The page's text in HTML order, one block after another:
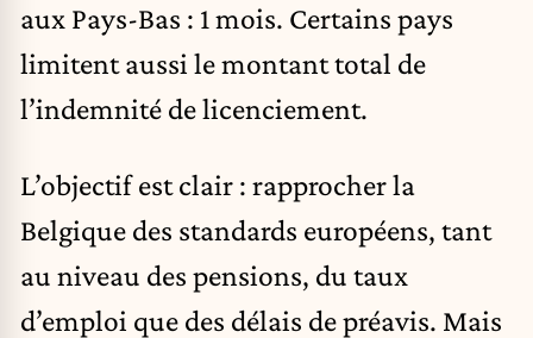
aux Pays-Bas : 1 mois. Certains pays
limitent aussi le montant total de
l’indemnité de licenciement.
L’objectif est clair : rapprocher la
Belgique des standards européens, tant
au niveau des pensions, du taux
d’emploi que des délais de préavis. Mais